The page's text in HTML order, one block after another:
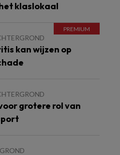
klaslokaal
kan wijzen op
grotere rol van